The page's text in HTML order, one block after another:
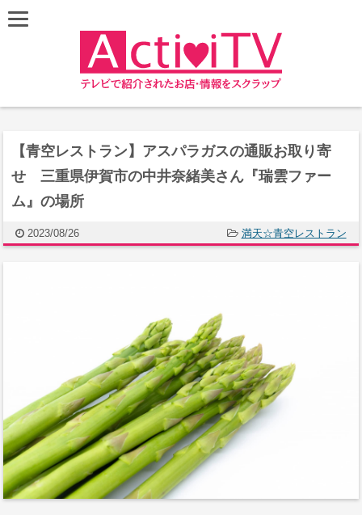
【青空レストラン】アスパラガスの通販お取り寄
せ 三重県伊賀市の中井奈緒美さん『瑞雲ファー
ム』の場所
2023/08/26 満天☆青空レストラン